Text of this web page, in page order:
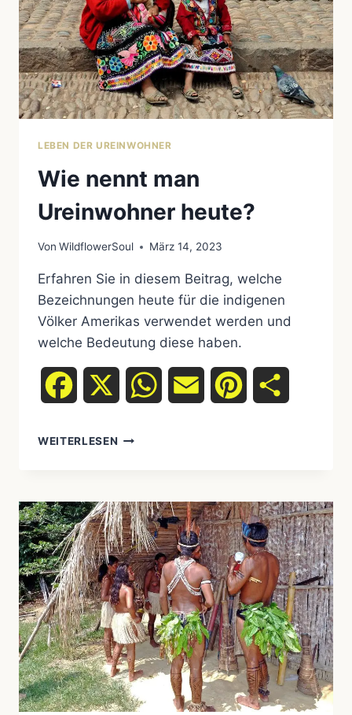
FÜHRER
DER
CHEYENNE-
UREINWOHNER
LEBEN DER UREINWOHNER
Wie nennt man
Ureinwohner heute?
Von WildflowerSoul März 14, 2023
Erfahren Sie in diesem Beitrag, welche
Bezeichnungen heute für die indigenen
Völker Amerikas verwendet werden und
welche Bedeutung diese haben.
Facebook WhatsAppEmail Pinterest
WEITERLESEN WIE
HEUTE?